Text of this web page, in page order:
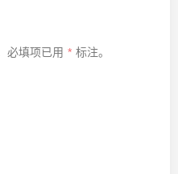
必填项已用 * 标注。